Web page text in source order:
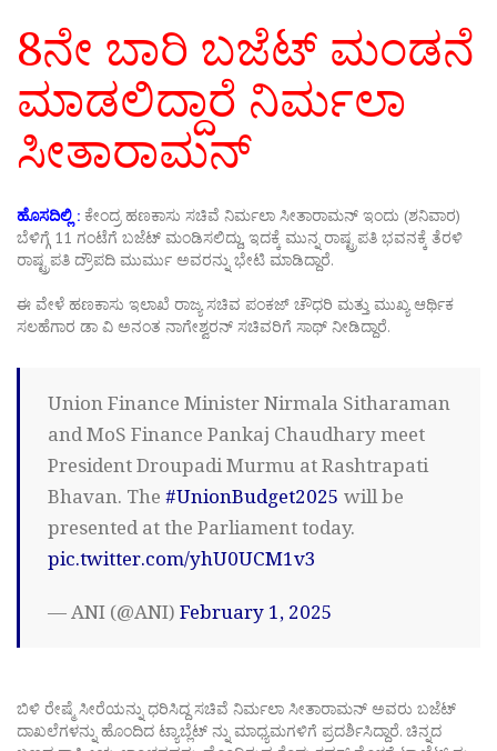
8ನೇ ಬಾರಿ ಬಜೆಟ್‌ ಮಂಡನೆ
ಮಾಡಲಿದ್ದಾರೆ ನಿರ್ಮಲಾ
ಸೀತಾರಾಮನ್‌
ಹೊಸದಿಲ್ಲಿ : ಕೇಂದ್ರ ಹಣಕಾಸು ಸಚಿವೆ ನಿರ್ಮಲಾ ಸೀತಾರಾಮನ್ ಇಂದು (ಶನಿವಾರ)
ಬೆಳಿಗ್ಗೆ 11 ಗಂಟೆಗೆ ಬಜೆಟ್ ಮಂಡಿಸಲಿದ್ದು, ಇದಕ್ಕೆ ಮುನ್ನ ರಾಷ್ಟ್ರಪತಿ ಭವನಕ್ಕೆ ತೆರಳಿ
ರಾಷ್ಟ್ರಪತಿ ದ್ರೌಪದಿ ಮುರ್ಮು ಅವರನ್ನು ಭೇಟಿ ಮಾಡಿದ್ದಾರೆ.
ಈ ವೇಳೆ ಹಣಕಾಸು ಇಲಾಖೆ ರಾಜ್ಯ ಸಚಿವ ಪಂಕಜ್ ಚೌಧರಿ ಮತ್ತು ಮುಖ್ಯ ಆರ್ಥಿಕ
ಸಲಹೆಗಾರ ಡಾ ವಿ ಅನಂತ ನಾಗೇಶ್ವರನ್ ಸಚಿವರಿಗೆ ಸಾಥ್ ನೀಡಿದ್ದಾರೆ.
Union Finance Minister Nirmala Sitharaman
and MoS Finance Pankaj Chaudhary meet
President Droupadi Murmu at Rashtrapati
Bhavan. The #UnionBudget2025 will be
presented at the Parliament today.
pic.twitter.com/yhU0UCM1v3
— ANI (@ANI) February 1, 2025
ಬಿಳಿ ರೇಷ್ಮೆ ಸೀರೆಯನ್ನು ಧರಿಸಿದ್ದ ಸಚಿವೆ ನಿರ್ಮಲಾ ಸೀತಾರಾಮನ್ ಅವರು ಬಜೆಟ್
ದಾಖಲೆಗಳನ್ನು ಹೊಂದಿದ ಟ್ಯಾಬ್ಲೆಟ್ ನ್ನು ಮಾಧ್ಯಮಗಳಿಗೆ ಪ್ರದರ್ಶಿಸಿದ್ದಾರೆ. ಚಿನ್ನದ